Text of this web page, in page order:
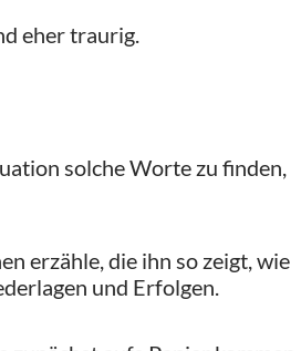
eher traurig.
solche Worte zu finden,
erzähle, die ihn so zeigt, wie
und Erfolgen.